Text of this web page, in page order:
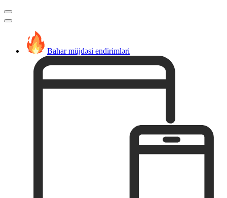
Bahar müjdəsi endirimləri